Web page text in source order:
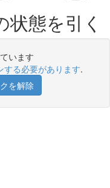
態を引く
います
する必要があります.
を解除